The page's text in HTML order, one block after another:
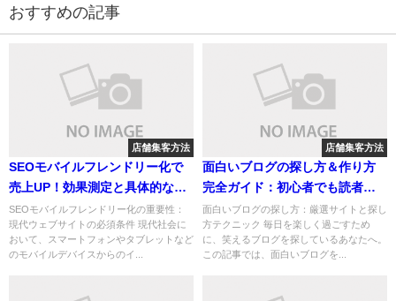
おすすめの記事
店舗集客方法
SEOモバイルフレンドリー化で
売上UP！効果測定と具体的な対
策3ステップ
SEOモバイルフレンドリー化の重要性：
現代ウェブサイトの必須条件 現代社会に
おいて、スマートフォンやタブレットなど
のモバイルデバイスからのイ...
店舗集客方法
面白いブログの探し方＆作り方
完全ガイド：初心者でも読者を
引き込む7つの秘訣
面白いブログの探し方：厳選サイトと探し
方テクニック 毎日を楽しく過ごすため
に、笑えるブログを探しているあなたへ。
この記事では、面白いブログを...